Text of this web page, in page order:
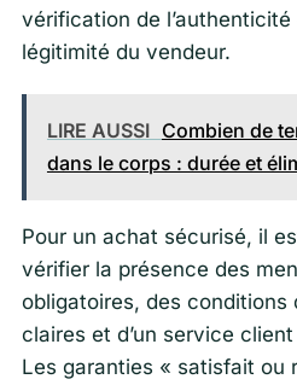
vérification de
légitimité du vendeur.
LIRE AUSSI Combien de
dans le corps : durée et
Pour un achat sécurisé, il
vérifier la présence des
obligatoires, des conditions
claires et d’un service
Les garanties « satisfait ou